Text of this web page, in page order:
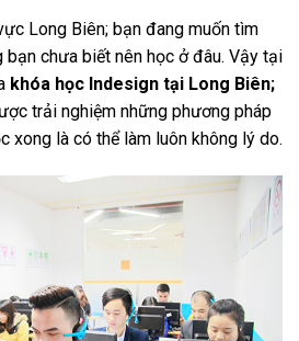
Long Biên; bạn đang muốn tìm
chưa biết nên học ở đâu. Vậy tại
khóa học Indesign tại Long Biên;
trải nghiệm những phương pháp
xong là có thể làm luôn không lý do.